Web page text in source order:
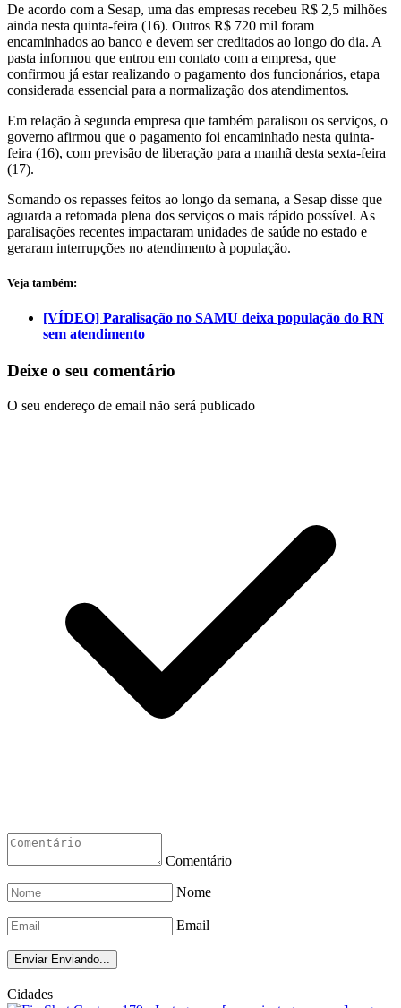
De acordo com a Sesap, uma das empresas recebeu R$ 2,5 milhões
ainda nesta quinta-feira (16). Outros R$ 720 mil foram
encaminhados ao banco e devem ser creditados ao longo do dia. A
pasta informou que entrou em contato com a empresa, que
confirmou já estar realizando o pagamento dos funcionários, etapa
considerada essencial para a normalização dos atendimentos.
Em relação à segunda empresa que também paralisou os serviços, o
governo afirmou que o pagamento foi encaminhado nesta quinta-
feira (16), com previsão de liberação para a manhã desta sexta-feira
(17).
Somando os repasses feitos ao longo da semana, a Sesap disse que
aguarda a retomada plena dos serviços o mais rápido possível. As
paralisações recentes impactaram unidades de saúde no estado e
geraram interrupções no atendimento à população.
Veja também:
[VÍDEO] Paralisação no SAMU deixa população do RN
sem atendimento
Deixe o seu comentário
O seu endereço de email não será publicado
Comentário
Nome
Email
Enviar Enviando...
Cidades